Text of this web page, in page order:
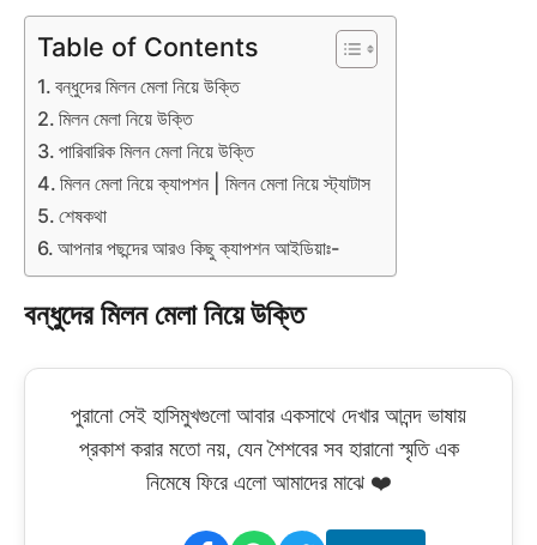
Table of Contents
বন্ধুদের মিলন মেলা নিয়ে উক্তি
মিলন মেলা নিয়ে উক্তি
পারিবারিক মিলন মেলা নিয়ে উক্তি
মিলন মেলা নিয়ে ক্যাপশন | মিলন মেলা নিয়ে স্ট্যাটাস
শেষকথা
আপনার পছন্দের আরও কিছু ক্যাপশন আইডিয়াঃ-
বন্ধুদের মিলন মেলা নিয়ে উক্তি
পুরানো সেই হাসিমুখগুলো আবার একসাথে দেখার আনন্দ ভাষায়
প্রকাশ করার মতো নয়, যেন শৈশবের সব হারানো স্মৃতি এক
নিমেষে ফিরে এলো আমাদের মাঝে ❤️